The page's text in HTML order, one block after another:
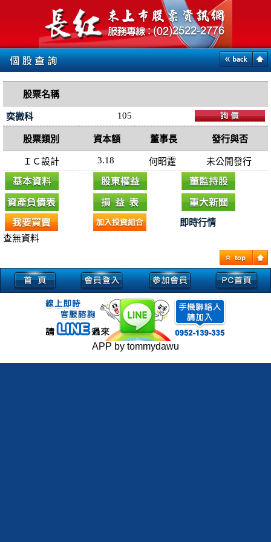
股票名稱
奕微科 105
股票類別 資本額 董事長 發行與否
ＩＣ設計 3.18 何昭霆 未公開發行
即時行情
查無資料
APP by tommydawu